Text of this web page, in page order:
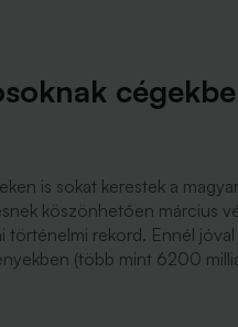
is sokat kerestek a
köszönhetően március
történelmi rekord. Ennél
(több mint 6200